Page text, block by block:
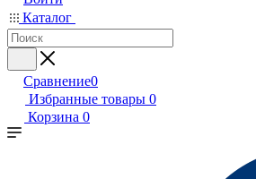
Каталог
Сравнение0
Избранные товары 0
Корзина 0